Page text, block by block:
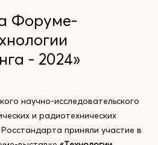
Форуме-
- 2024»
научно-исследовательского
и радиотехнических
Росстандарта приняли участие в